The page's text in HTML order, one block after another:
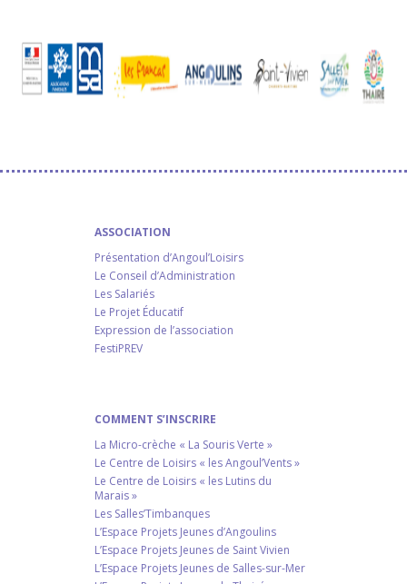
ASSOCIATION
Présentation d’Angoul’Loisirs
Le Conseil d’Administration
Les Salariés
Le Projet Éducatif
Expression de l’association
FestiPREV
COMMENT S’INSCRIRE
La Micro-crèche « La Souris Verte »
Le Centre de Loisirs « les Angoul’Vents »
Le Centre de Loisirs « les Lutins du
Marais »
Les Salles’Timbanques
L’Espace Projets Jeunes d’Angoulins
L’Espace Projets Jeunes de Saint Vivien
L’Espace Projets Jeunes de Salles-sur-Mer